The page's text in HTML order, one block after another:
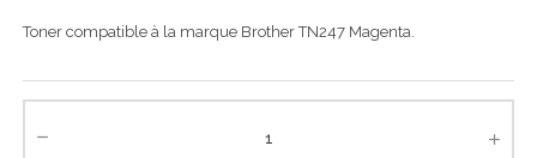
Toner compatible à la marque Brother TN247 Magenta.